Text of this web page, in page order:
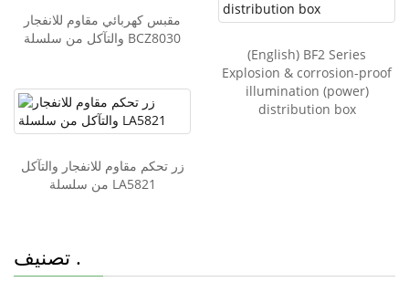
مقبس كهربائي مقاوم للانفجار
والتآكل من سلسلة BCZ8030
(English) BF2 Series
Explosion & corrosion-proof
illumination (power)
distribution box
زر تحكم مقاوم للانفجار والتآكل
من سلسلة LA5821
تصنيف .